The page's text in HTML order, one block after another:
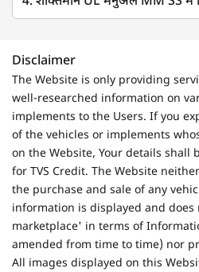
Disclaimer
The Website is only providing
well-researched information on
implements to the Users. If you
of the vehicles or implements
on the Website, Your details shall
for TVS Credit. The Website
the purchase and sale of any
information is displayed and
marketplace' in terms of
amended from time to time) nor
All images displayed on this